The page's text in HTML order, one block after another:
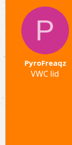
P
PyroFreaqz
VWC lid